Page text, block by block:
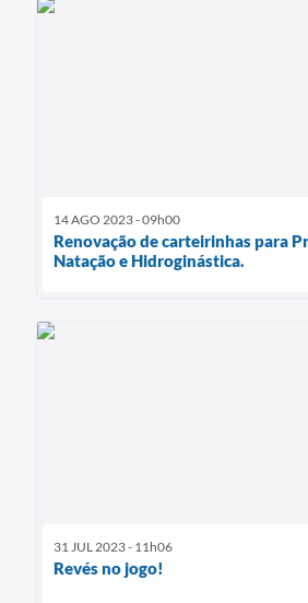
14 AGO 2023 - 09h00
Renovação de carteirinhas para
Natação e Hidroginástica.
31 JUL 2023 - 11h06
Revés no jogo!